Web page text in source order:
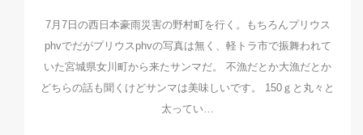
7月7日の西日本豪雨災害の野村町を行く。もちろんプリウス
phvでだがプリウスphvの写真は無く、軽トラ市で振舞われて
いた宮城県女川町から来たサンマだ。 不漁だとか大漁だとか
どちらの話も聞くけどサンマは美味しいです。 150ｇと丸々と
太ってい…